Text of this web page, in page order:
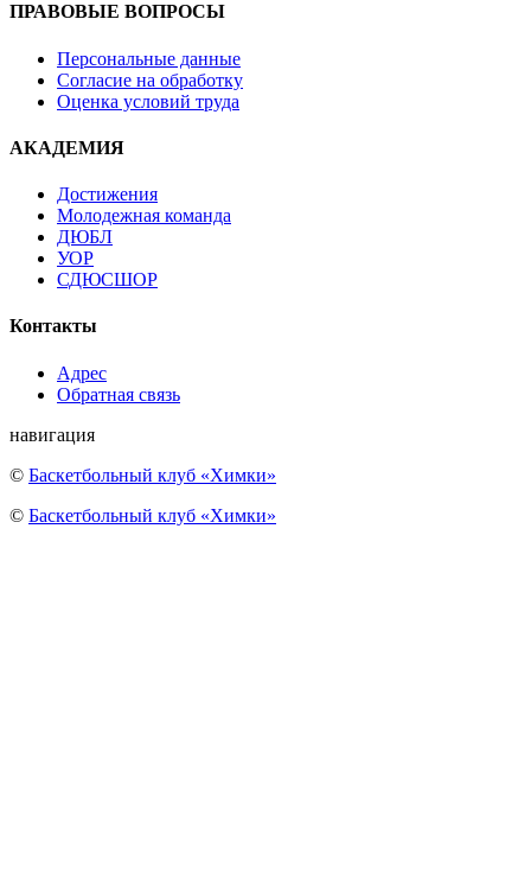
ПРАВОВЫЕ ВОПРОСЫ
Персональные данные
Согласие на обработку
Оценка условий труда
АКАДЕМИЯ
Достижения
Молодежная команда
ДЮБЛ
УОР
СДЮСШОР
Контакты
Адрес
Обратная связь
навигация
© Баскетбольный клуб «Химки»
© Баскетбольный клуб «Химки»